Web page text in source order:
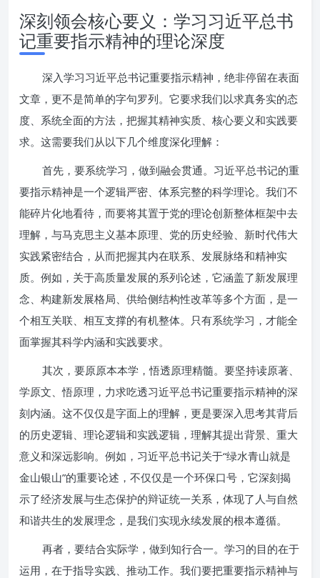
深刻领会核心要义：学习习近平总书
记重要指示精神的理论深度
深入学习习近平总书记重要指示精神，绝非停留在表面
文章，更不是简单的字句罗列。它要求我们以求真务实的态
度、系统全面的方法，把握其精神实质、核心要义和实践要
求。这需要我们从以下几个维度深化理解：
首先，要系统学习，做到融会贯通。习近平总书记的重
要指示精神是一个逻辑严密、体系完整的科学理论。我们不
能碎片化地看待，而要将其置于党的理论创新整体框架中去
理解，与马克思主义基本原理、党的历史经验、新时代伟大
实践紧密结合，从而把握其内在联系、发展脉络和精神实
质。例如，关于高质量发展的系列论述，它涵盖了新发展理
念、构建新发展格局、供给侧结构性改革等多个方面，是一
个相互关联、相互支撑的有机整体。只有系统学习，才能全
面掌握其科学内涵和实践要求。
其次，要原原本本学，悟透原理精髓。要坚持读原著、
学原文、悟原理，力求吃透习近平总书记重要指示精神的深
刻内涵。这不仅仅是字面上的理解，更是要深入思考其背后
的历史逻辑、理论逻辑和实践逻辑，理解其提出背景、重大
意义和深远影响。例如，习近平总书记关于“绿水青山就是
金山银山”的重要论述，不仅仅是一个环保口号，它深刻揭
示了经济发展与生态保护的辩证统一关系，体现了人与自然
和谐共生的发展理念，是我们实现永续发展的根本遵循。
再者，要结合实际学，做到知行合一。学习的目的在于
运用，在于指导实践、推动工作。我们要把重要指示精神与